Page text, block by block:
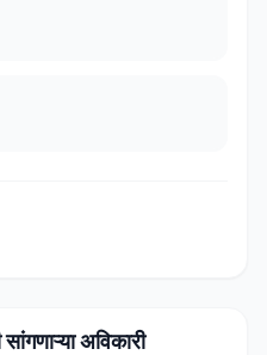
अविकारी